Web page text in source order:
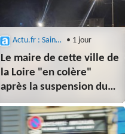
Actu.fr : Saint-Etienne • 1 jour
Le maire de cette ville de
la Loire "en colère"
après la suspension du
couvre-feu dans
sa commune